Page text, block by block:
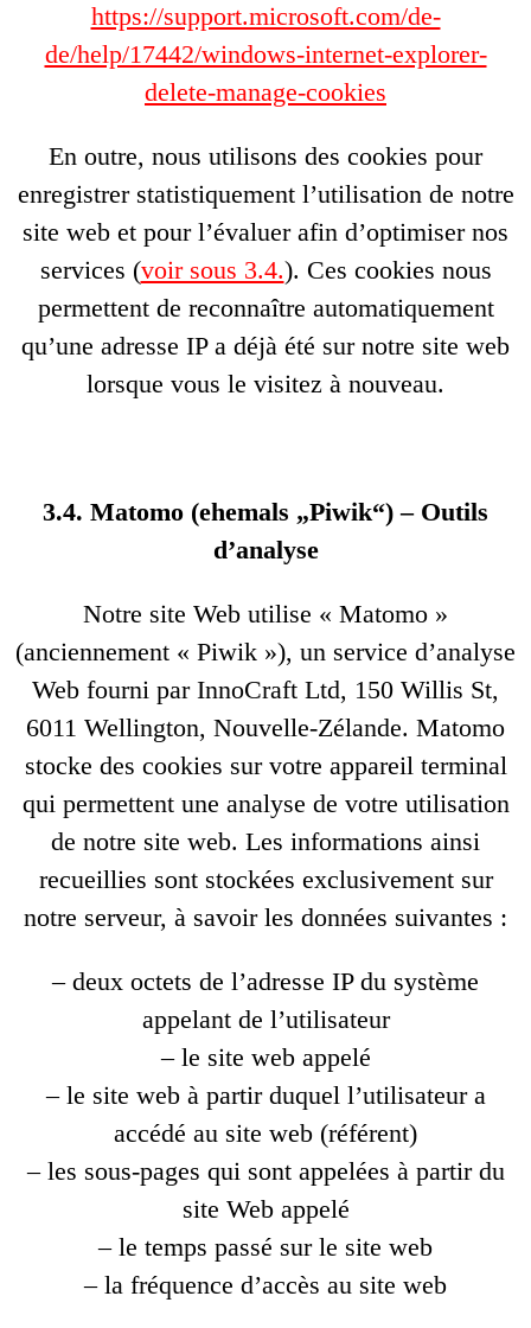
https://support.microsoft.com/de-
de/help/17442/windows-internet-explorer-
delete-manage-cookies
En outre, nous utilisons des cookies pour
enregistrer statistiquement l’utilisation de notre
site web et pour l’évaluer afin d’optimiser nos
services (voir sous 3.4.). Ces cookies nous
permettent de reconnaître automatiquement
qu’une adresse IP a déjà été sur notre site web
lorsque vous le visitez à nouveau.
3.4. Matomo (ehemals „Piwik“) – Outils
d’analyse
Notre site Web utilise « Matomo »
(anciennement « Piwik »), un service d’analyse
Web fourni par InnoCraft Ltd, 150 Willis St,
6011 Wellington, Nouvelle-Zélande. Matomo
stocke des cookies sur votre appareil terminal
qui permettent une analyse de votre utilisation
de notre site web. Les informations ainsi
recueillies sont stockées exclusivement sur
notre serveur, à savoir les données suivantes :
– deux octets de l’adresse IP du système
appelant de l’utilisateur
– le site web appelé
– le site web à partir duquel l’utilisateur a
accédé au site web (référent)
– les sous-pages qui sont appelées à partir du
site Web appelé
– le temps passé sur le site web
– la fréquence d’accès au site web